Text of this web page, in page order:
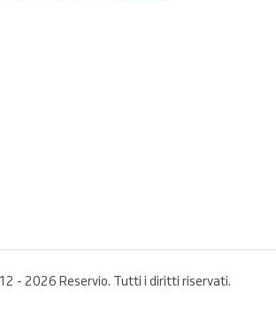
- 2026 Reservio. Tutti i diritti riservati.